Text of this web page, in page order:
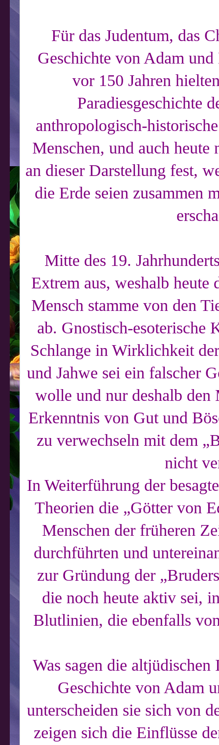
Für das Judentum, das
Geschichte von Adam
vor 150 Jahren
Paradiesgeschichte
anthropologisch-
Menschen, und auch
an dieser Darstellung fest,
die Erde seien zusammen
Mitte des 19.
Extrem aus, weshalb heute
Mensch stamme von den
ab. Gnostisch-esoterische
Schlange in Wirklichkeit
und Jahwe sei ein falscher
wolle und nur deshalb den
Erkenntnis von Gut und
zu verwechseln mit dem
nicht
In Weiterführung der
Theorien die „Götter von
Menschen der früheren
durchführten und
zur Gründung der
die noch heute aktiv sei,
Blutlinien, die ebenfalls
Was sagen die
Geschichte von Adam
unterscheiden sie sich von
zeigen sich die Einflüsse